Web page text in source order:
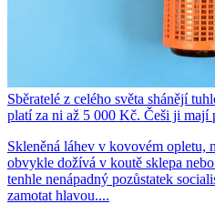
Sběratelé z celého světa shánějí
platí za ni až 5 000 Kč. Češi ji mají
Skleněná láhev v kovovém opletu,
obvykle dožívá v koutě sklepa
tenhle nenápadný pozůstatek
zamotat hlavou....